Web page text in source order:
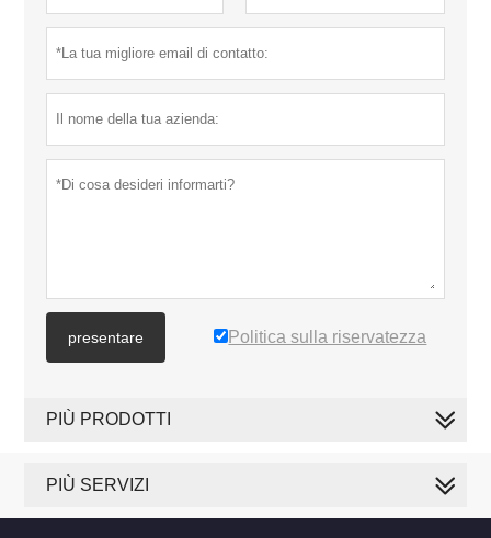
presentare Politica sulla riservatezza
PIÙ PRODOTTI
PIÙ SERVIZI